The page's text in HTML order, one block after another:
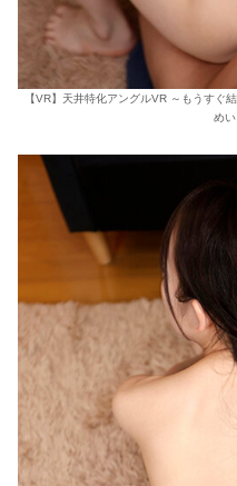
【VR】天井特化アングルVR ～もうすぐ
め